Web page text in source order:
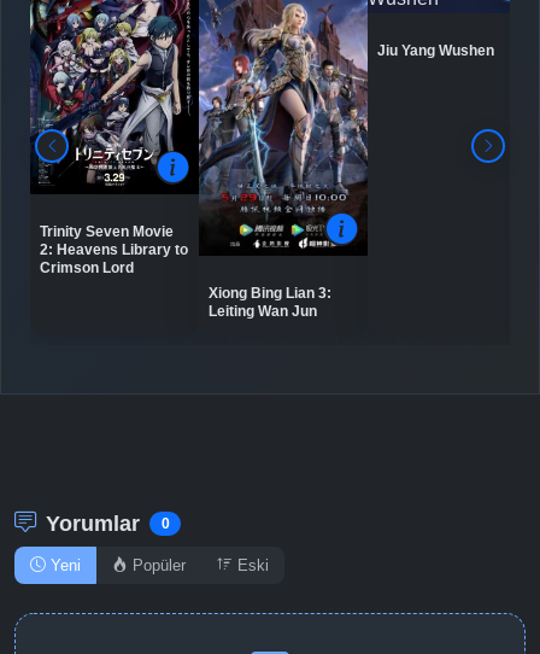
Bölüm No: 8 Detaylar
Bölüm No: 9 Detaylar İzle
Bölüm No: 10 Detaylar
Bölüm No: 13
Trinity Seven Movie
2: Heavens Library to
Crimson Lord
Xiong Bing Lian 3:
Leiting Wan Jun
Jiu Yang Wushen
Yorumlar 0
Yeni Popüler Eski